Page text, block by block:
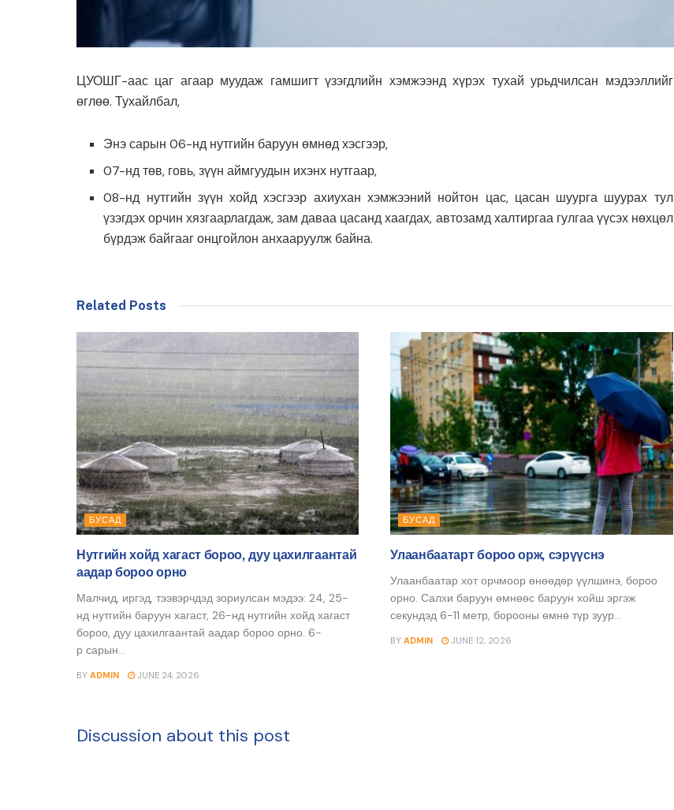
ЦУОШГ-аас цаг агаар муудаж гамшигт үзэгдлийн хэмжээнд хүрэх тухай урьдчилсан мэдээллийг
өглөө. Тухайлбал,
Энэ сарын 06-нд нутгийн баруун өмнөд хэсгээр,
07-нд төв, говь, зүүн аймгуудын ихэнх нутгаар,
08-нд нутгийн зүүн хойд хэсгээр ахиухан хэмжээний нойтон цас, цасан шуурга шуурах тул
үзэгдэх орчин хязгаарлагдаж, зам даваа цасанд хаагдах, автозамд халтиргаа гулгаа үүсэх нөхцөл
бүрдэж байгааг онцгойлон анхааруулж байна.
Related Posts
БУСАД
Нутгийн хойд хагаст бороо, дуу цахилгаантай
аадар бороо орно
Малчид, иргэд, тээвэрчдэд зориулсан мэдээ: 24, 25-
нд нутгийн баруун хагаст, 26-нд нутгийн хойд хагаст
бороо, дуу цахилгаантай аадар бороо орно. 6-
р сарын...
BY ADMIN JUNE 24, 2026
БУСАД
Улаанбаатарт бороо орж, сэрүүснэ
Улаанбаатар хот орчмоор өнөөдөр үүлшинэ, бороо
орно. Салхи баруун өмнөөс баруун хойш эргэж
секундэд 6-11 метр, борооны өмнө түр зуур...
BY ADMIN JUNE 12, 2026
Discussion about this post